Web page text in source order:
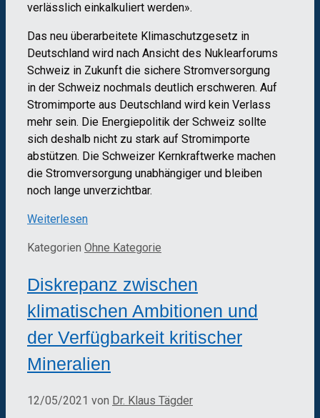
verlässlich einkalkuliert werden».
Das neu überarbeitete Klimaschutzgesetz in
Deutschland wird nach Ansicht des Nuklearforums
Schweiz in Zukunft die sichere Stromversorgung
in der Schweiz nochmals deutlich erschweren. Auf
Stromimporte aus Deutschland wird kein Verlass
mehr sein. Die Energiepolitik der Schweiz sollte
sich deshalb nicht zu stark auf Stromimporte
abstützen. Die Schweizer Kernkraftwerke machen
die Stromversorgung unabhängiger und bleiben
noch lange unverzichtbar.
Weiterlesen
Kategorien Ohne Kategorie
Diskrepanz zwischen
klimatischen Ambitionen und
der Verfügbarkeit kritischer
Mineralien
12/05/2021 von Dr. Klaus Tägder